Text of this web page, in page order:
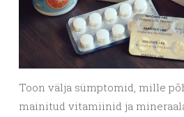
Toon välja sümptomid, mille
mainitud vitamiinid ja